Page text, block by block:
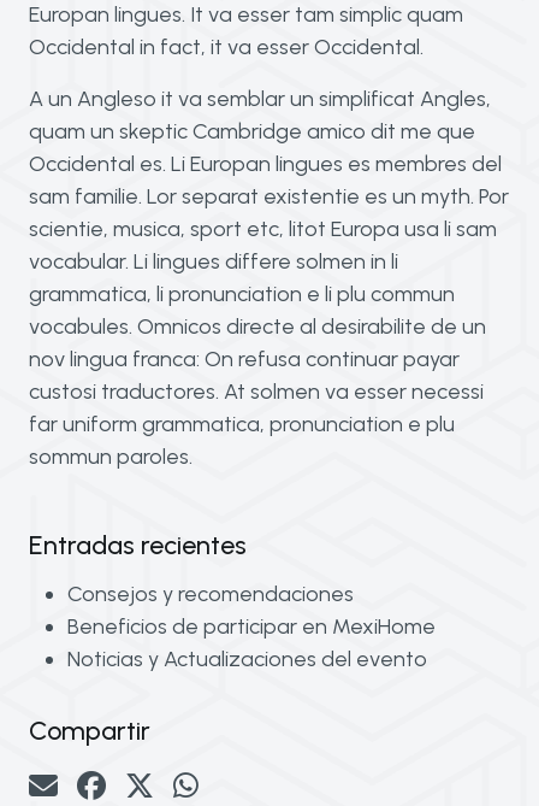
Entradas recientes
Consejos y recomendaciones
Beneficios de participar en MexiHome
Noticias y Actualizaciones del evento
Compartir
Europan lingues. It va esser tam simplic quam
Occidental in fact, it va esser Occidental.
A un Angleso it va semblar un simplificat Angles,
quam un skeptic Cambridge amico dit me que
Occidental es. Li Europan lingues es membres del
sam familie. Lor separat existentie es un myth. Por
scientie, musica, sport etc, litot Europa usa li sam
vocabular. Li lingues differe solmen in li
grammatica, li pronunciation e li plu commun
vocabules. Omnicos directe al desirabilite de un
nov lingua franca: On refusa continuar payar
custosi traductores. At solmen va esser necessi
far uniform grammatica, pronunciation e plu
sommun paroles.